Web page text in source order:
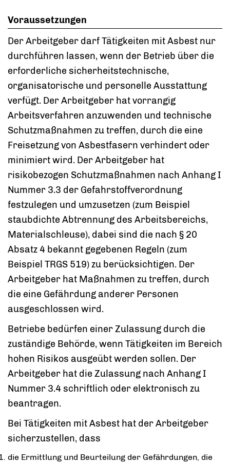
Voraussetzungen
Der Arbeitgeber darf Tätigkeiten mit Asbest nur
durchführen lassen, wenn der Betrieb über die
erforderliche sicherheitstechnische,
organisatorische und personelle Ausstattung
verfügt. Der Arbeitgeber hat vorrangig
Arbeitsverfahren anzuwenden und technische
Schutzmaßnahmen zu treffen, durch die eine
Freisetzung von Asbestfasern verhindert oder
minimiert wird. Der Arbeitgeber hat
risikobezogen Schutzmaßnahmen nach Anhang I
Nummer 3.3 der Gefahrstoffverordnung
festzulegen und umzusetzen (zum Beispiel
staubdichte Abtrennung des Arbeitsbereichs,
Materialschleuse), dabei sind die nach § 20
Absatz 4 bekannt gegebenen Regeln (zum
Beispiel TRGS 519) zu berücksichtigen. Der
Arbeitgeber hat Maßnahmen zu treffen, durch
die eine Gefährdung anderer Personen
ausgeschlossen wird.
Betriebe bedürfen einer Zulassung durch die
zuständige Behörde, wenn Tätigkeiten im Bereich
hohen Risikos ausgeübt werden sollen. Der
Arbeitgeber hat die Zulassung nach Anhang I
Nummer 3.4 schriftlich oder elektronisch zu
beantragen.
Bei Tätigkeiten mit Asbest hat der Arbeitgeber
sicherzustellen, dass
die Ermittlung und Beurteilung der Gefährdungen, die